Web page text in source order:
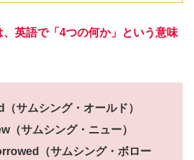
英語で「4つの何か」という意味
サムシング・オールド）
（サムシング・ニュー）
（サムシング・ボロー